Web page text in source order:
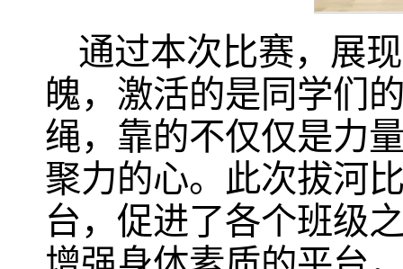
通过本次比赛，展
魄，激活的是同学们
绳，靠的不仅仅是力
聚力的心。此次拔河
台，促进了各个班级